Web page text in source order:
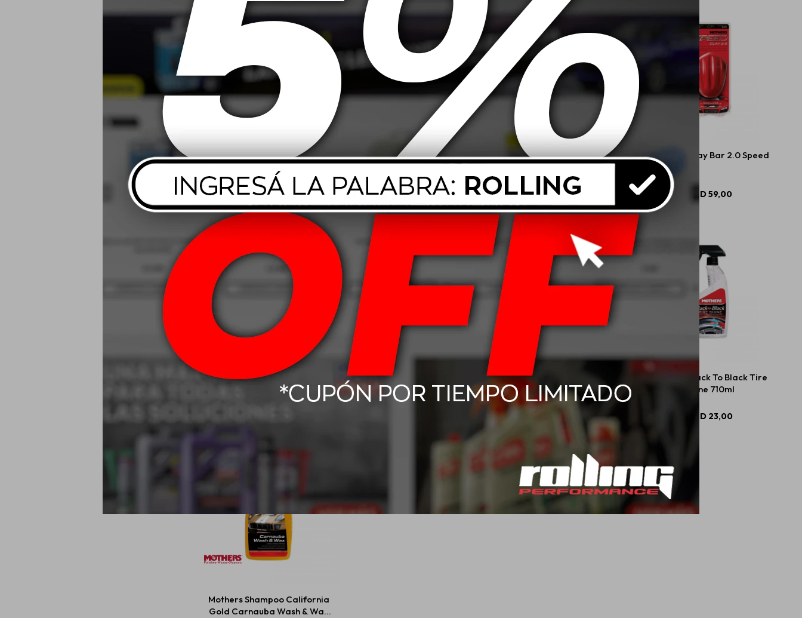
Mothers M-tech Wheel + Tire
Cleaner 710ml
USD18,00
Mothers VLR Vinyl Leather
Rubber Care 710ml
USD24,00
Mothers Ultimate Hybrid
Ceramic Spray Wax 710ml
USD 39,00
Mothers Clay Bar 2.0 Speed
USD59,00
Mothers CMX Ceramic Spray
Ceramico 710ml
Mothers CMX Surface
Preparacion De Superficie
710ml
Mothers Shampoo CMX
Ceramic Wash & Coat 1420ml
Mothers Back To Black Tire
Shine 710ml
USD 23,00
Mothers Shampoo California
Gold Carnauba Wash & Wax